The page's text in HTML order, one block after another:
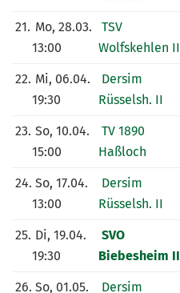
21. Mo, 28.03.
13:00
TSV
Wolfskehlen II
22. Mi, 06.04.
19:30
Dersim
Rüsselsh. II
23. So, 10.04.
15:00
TV 1890
Haßloch
24. So, 17.04.
13:00
Dersim
Rüsselsh. II
25. Di, 19.04.
19:30
SVO
Biebesheim II
26. So, 01.05. Dersim